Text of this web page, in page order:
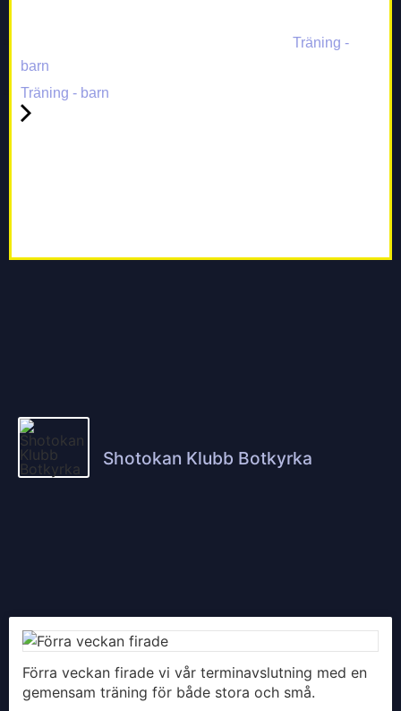
Träning -
barn
Träning - barn
Shotokan Klubb Botkyrka
Förra veckan firade vi vår terminavslutning med en
gemensam träning för både stora och små.